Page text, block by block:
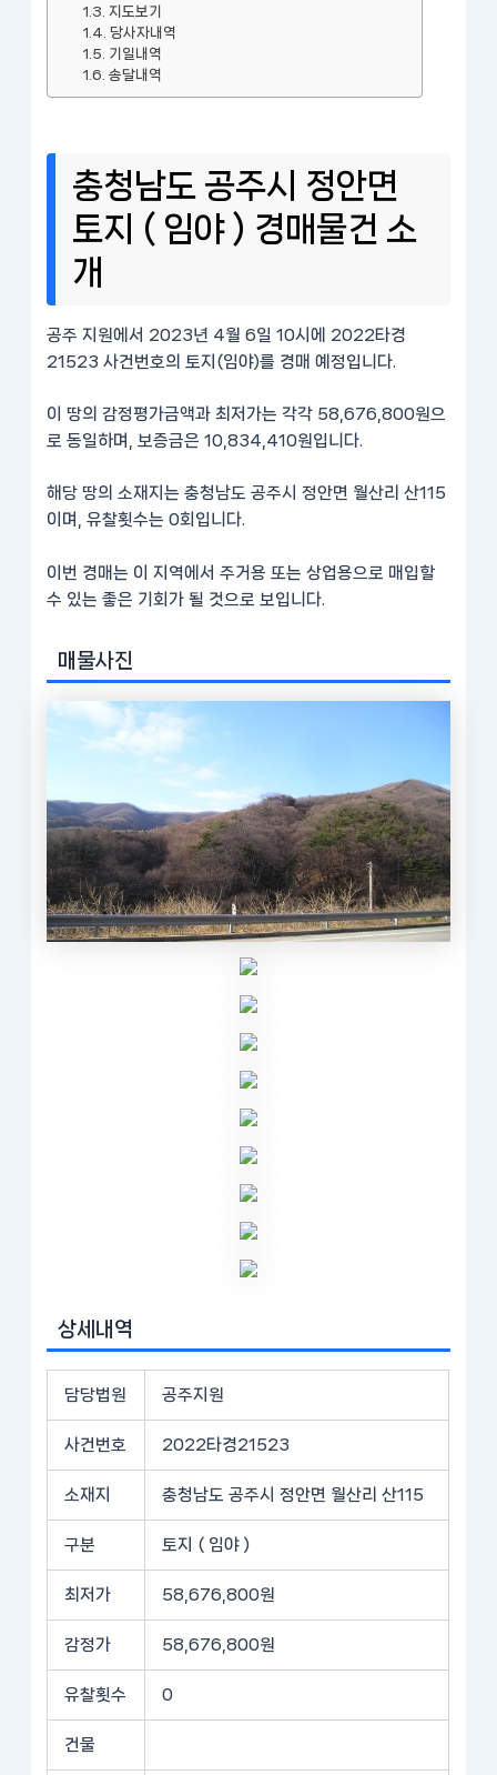
지도보기
당사자내역
기일내역
송달내역
충청남도 공주시 정안면
토지 ( 임야 ) 경매물건 소
개
공주 지원에서 2023년 4월 6일 10시에 2022타경
21523 사건번호의 토지(임야)를 경매 예정입니다.
이 땅의 감정평가금액과 최저가는 각각 58,676,800원으
로 동일하며, 보증금은 10,834,410원입니다.
해당 땅의 소재지는 충청남도 공주시 정안면 월산리 산115
이며, 유찰횟수는 0회입니다.
이번 경매는 이 지역에서 주거용 또는 상업용으로 매입할
수 있는 좋은 기회가 될 것으로 보입니다.
매물사진
상세내역
담당법원 공주지원
사건번호 2022타경21523
소재지 충청남도 공주시 정안면 월산리 산115
구분 토지 ( 임야 )
최저가 58,676,800원
감정가 58,676,800원
유찰횟수 0
건물